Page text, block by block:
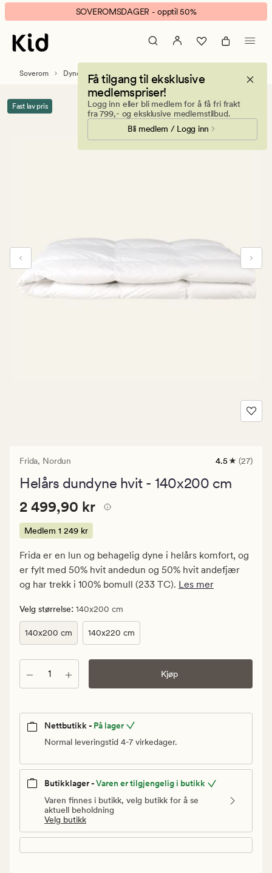
Frida
helårs
dundyne
hvit
banner.
Klikk
ESCAPE
pause.
SOVEROMSDAGER - opptil 50%
Få tilgang til eksklusive
medlemspriser!
Logg inn eller bli medlem for å få fri frakt
fra 799,- og eksklusive medlemstilbud.
Bli medlem / Logg inn
Soverom Dyner Dundyner
Fast lav pris
Frida, Nordun
27
med
4.5 (27)
Helårs dundyne hvit - 140x200 cm
Pris
499,90
Medlem
1
249
kr
Pris 2 499,90 kr
2 499,90 kr
Medlem 1 249 kr
Frida er en lun og behagelig dyne i helårs komfort, og
er fylt med 50% hvit andedun og 50% hvit andefjær
og har trekk i 100% bomull (233 TC). Les mer
Velg størrelse: 140x200 cm
140x200 cm 140x220 cm
Antall Kjøp
Nettbutikk - På lager
Normal leveringstid 4-7 virkedager.
Butikklager -Varen er tilgjengelig i butikk
Varen finnes i butikk, velg butikk for å se
aktuell beholdning
Velg butikk